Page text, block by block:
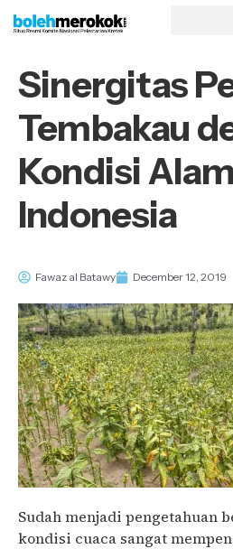
Sinergitas
Tembakau
Kondisi
Indonesia
Fawaz al Batawy December 12, 2019
Sudah menjadi pengetahuan
kondisi cuaca sangat